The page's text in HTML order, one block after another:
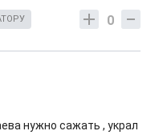
0
нужно сажать , украл